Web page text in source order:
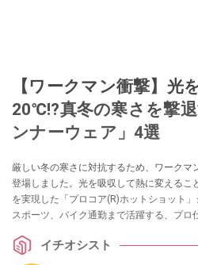
【ワークマン衝撃】光
20℃!?真冬の寒さを撃
ンナーウェア」4選
厳しい冬の寒さに対抗するため、ワークマ
登場しました。光を吸収して熱に変える
を実現した「プロコア(R)ホットショット
スポーツ、バイク通勤まで活躍する、プロ
イチオシスト